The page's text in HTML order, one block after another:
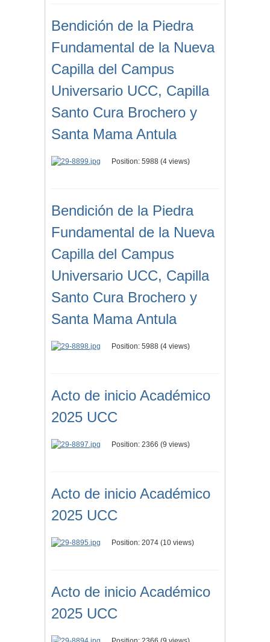
Bendición de la Piedra
Fundamental de la Nueva
Capilla del Campus
Universario UCC, Capilla
Santo Cura Brochero y
Santa Mama Antula
Position: 5988 (4 views)
Bendición de la Piedra
Fundamental de la Nueva
Capilla del Campus
Universario UCC, Capilla
Santo Cura Brochero y
Santa Mama Antula
Position: 5988 (4 views)
Acto de inicio Académico
2025 UCC
Position: 2366 (9 views)
Acto de inicio Académico
2025 UCC
Position: 2074 (10 views)
Acto de inicio Académico
2025 UCC